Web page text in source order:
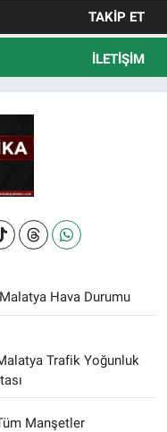
TAKIP ET
İLETIŞIM
Malatya Hava Durumu
Trafik Yoğunluk
Manşetler